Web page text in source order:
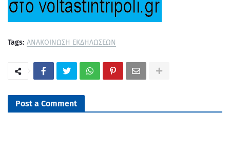
Tags: ΑΝΑΚΟΙΝΩΣΗ ΕΚΔΗΛΩΣΕΩΝ
Post a Comment